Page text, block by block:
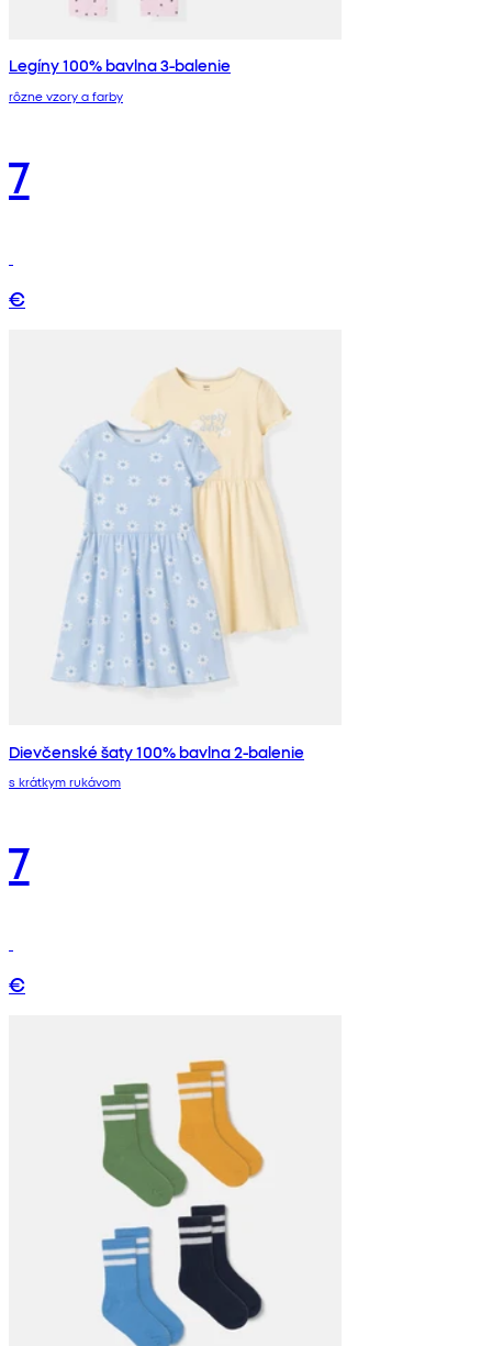
Legíny 100% bavlna 3-balenie
rôzne vzory a farby
7
€
Dievčenské šaty 100% bavlna 2-balenie
s krátkym rukávom
7
€